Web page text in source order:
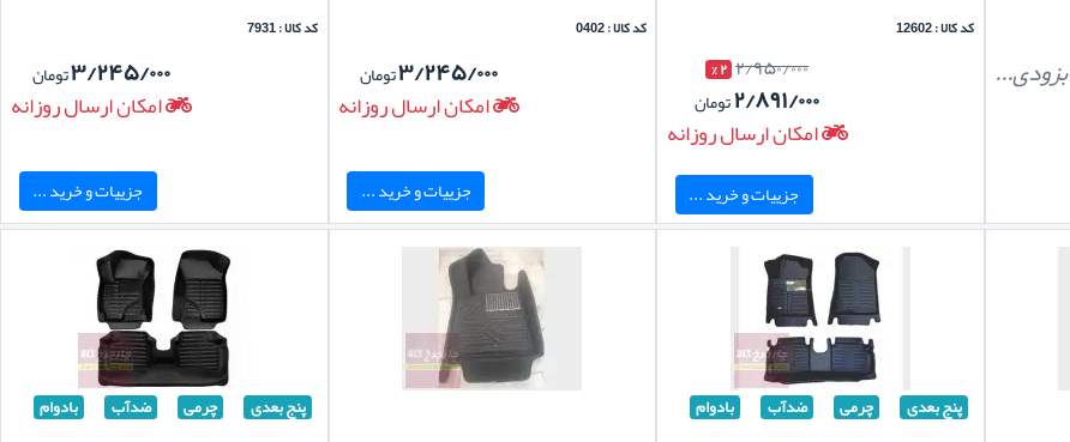
بزودی...
کد کالا : 12602
۲/۹۵۰/۰۰۰ ۲ %
۲/۸۹۱/۰۰۰تومان
امکان ارسال روزانه
جزییات و خرید ...
کد کالا : 0402
۳/۲۴۵/۰۰۰تومان
امکان ارسال روزانه
جزییات و خرید ...
کد کالا : 7931
۳/۲۴۵/۰۰۰تومان
امکان ارسال روزانه
جزییات و خرید ...
پنج بعدی چرمی ضدآب بادوام پنج بعدی چرمی ضدآب بادوام